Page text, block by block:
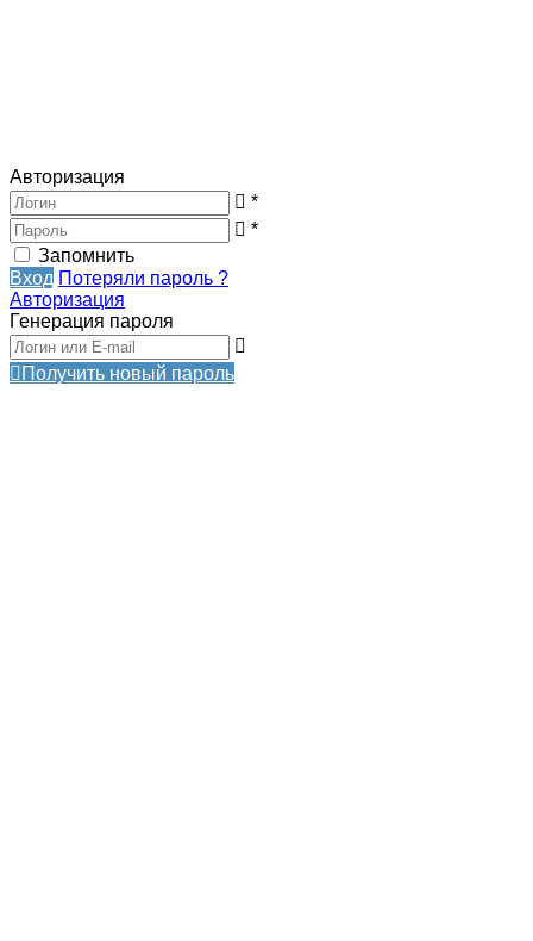
Авторизация
*
*
Запомнить
Вход Потеряли пароль ?
Авторизация
Генерация пароля
Получить новый пароль